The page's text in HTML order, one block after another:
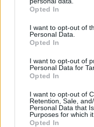
grant or deny consent to
use your data for below
consent section.
Opted In
I want to opt-out of
Personal Data.
Opted In
I want to opt-out of
Personal Data for
Opted In
I want to opt-out of
Retention, Sale,
Personal Data that
Purposes for which
Opted In
Κίρκη για τον Θέμη
«Ποια σχέση δεν
Δείτε το βίντεο με
μήνες μετά τη
ξυλοδαρμό
05.12.2022, 13:34